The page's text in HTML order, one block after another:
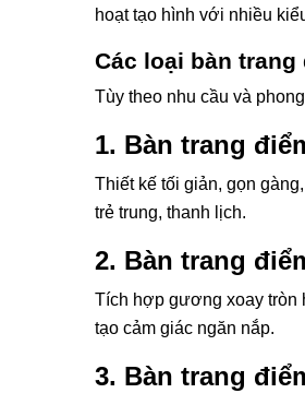
hoạt tạo hình với nhiều
Các loại bàn
Tùy theo nhu cầu và
1. Bàn trang
Thiết kế tối giản, gọn
trẻ trung, thanh lịch.
2. Bàn trang
Tích hợp gương xoay tròn
tạo cảm giác ngăn nắp.
3. Bàn trang